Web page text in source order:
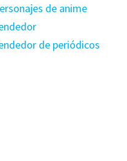
de anime
de periódicos